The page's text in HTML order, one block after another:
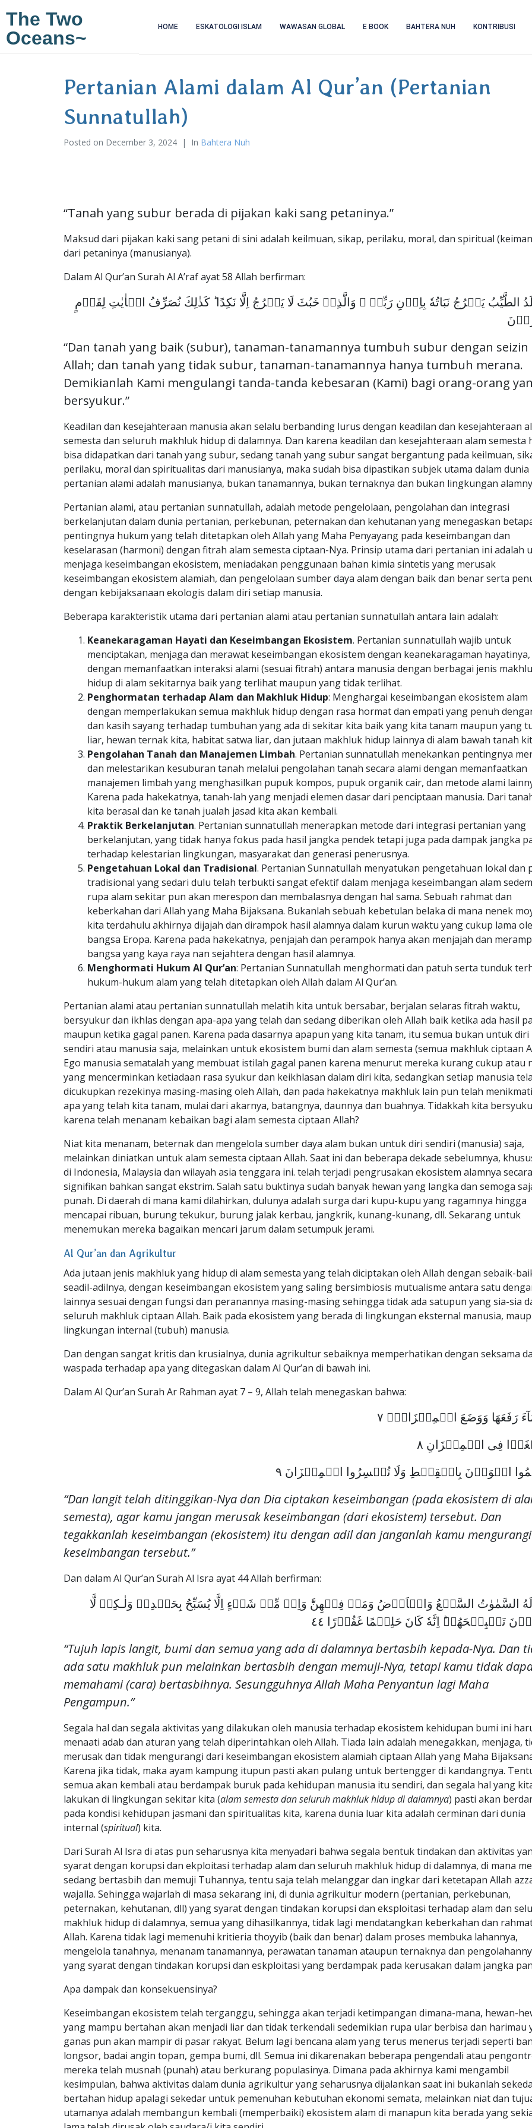
The Two
Oceans~
HOME ESKATOLOGI ISLAM WAWASAN GLOBAL E BOOK BAHTERA NUH KONTRIBUSI
Pertanian Alami dalam Al Qur’an (Pertanian
Sunnatullah)
Posted on December 3, 2024 In Bahtera Nuh
“Tanah yang subur berada di pijakan kaki sang petaninya.”
Maksud dari pijakan kaki sang petani di sini adalah keilmuan, sikap, perilaku, moral, dan spiritual
dari petaninya (manusianya).
Dalam Al Qur’an Surah Al A’raf ayat 58 Allah berfirman:
الطَّيِّبُ يَخۡرُجُ نَبَاتُهٗ بِاِذۡنِ رَبِّهٖ ​ۚ وَالَّذِىۡ خَبُثَ لَا يَخۡرُجُ اِلَّا نَكِدًا ​ؕ كَذٰلِكَ نُصَرِّفُ الۡاٰيٰتِ لِقَوۡمٍ
“Dan tanah yang baik (subur), tanaman-tanamannya tumbuh subur dengan seizin
Allah; dan tanah yang tidak subur, tanaman-tanamannya hanya tumbuh merana.
Demikianlah Kami mengulangi tanda-tanda kebesaran (Kami) bagi orang-orang
bersyukur.”
Keadilan dan kesejahteraan manusia akan selalu berbanding lurus dengan keadilan dan kesejahteraan
semesta dan seluruh makhluk hidup di dalamnya. Dan karena keadilan dan kesejahteraan alam semesta
bisa didapatkan dari tanah yang subur, sedang tanah yang subur sangat bergantung pada keilmuan,
perilaku, moral dan spiritualitas dari manusianya, maka sudah bisa dipastikan subjek utama dalam dunia
pertanian alami adalah manusianya, bukan tanamannya, bukan ternaknya dan bukan lingkungan
Pertanian alami, atau pertanian sunnatullah, adalah metode pengelolaan, pengolahan dan integrasi
berkelanjutan dalam dunia pertanian, perkebunan, peternakan dan kehutanan yang menegaskan
pentingnya hukum yang telah ditetapkan oleh Allah yang Maha Penyayang pada keseimbangan dan
keselarasan (harmoni) dengan fitrah alam semesta ciptaan-Nya. Prinsip utama dari pertanian ini adalah
menjaga keseimbangan ekosistem, meniadakan penggunaan bahan kimia sintetis yang merusak
keseimbangan ekosistem alamiah, dan pengelolaan sumber daya alam dengan baik dan benar serta
dengan kebijaksanaan ekologis dalam diri setiap manusia.
Beberapa karakteristik utama dari pertanian alami atau pertanian sunnatullah antara lain adalah:
Keanekaragaman Hayati dan Keseimbangan Ekosistem. Pertanian sunnatullah wajib untuk
menciptakan, menjaga dan merawat keseimbangan ekosistem dengan keanekaragaman hayatinya,
dengan memanfaatkan interaksi alami (sesuai fitrah) antara manusia dengan berbagai jenis
hidup di alam sekitarnya baik yang terlihat maupun yang tidak terlihat.
Penghormatan terhadap Alam dan Makhluk Hidup: Menghargai keseimbangan ekosistem alam
dengan memperlakukan semua makhluk hidup dengan rasa hormat dan empati yang penuh
dan kasih sayang terhadap tumbuhan yang ada di sekitar kita baik yang kita tanam maupun yang
liar, hewan ternak kita, habitat satwa liar, dan jutaan makhluk hidup lainnya di alam bawah tanah
Pengolahan Tanah dan Manajemen Limbah. Pertanian sunnatullah menekankan pentingnya
dan melestarikan kesuburan tanah melalui pengolahan tanah secara alami dengan memanfaatkan
manajemen limbah yang menghasilkan pupuk kompos, pupuk organik cair, dan metode alami
Karena pada hakekatnya, tanah-lah yang menjadi elemen dasar dari penciptaan manusia. Dari
kita berasal dan ke tanah jualah jasad kita akan kembali.
Praktik Berkelanjutan. Pertanian sunnatullah menerapkan metode dari integrasi pertanian yang
berkelanjutan, yang tidak hanya fokus pada hasil jangka pendek tetapi juga pada dampak jangka
terhadap kelestarian lingkungan, masyarakat dan generasi penerusnya.
Pengetahuan Lokal dan Tradisional. Pertanian Sunnatullah menyatukan pengetahuan lokal dan
tradisional yang sedari dulu telah terbukti sangat efektif dalam menjaga keseimbangan alam
rupa alam sekitar pun akan merespon dan membalasnya dengan hal sama. Sebuah rahmat dan
keberkahan dari Allah yang Maha Bijaksana. Bukanlah sebuah kebetulan belaka di mana nenek
kita terdahulu akhirnya dijajah dan dirampok hasil alamnya dalam kurun waktu yang cukup lama
bangsa Eropa. Karena pada hakekatnya, penjajah dan perampok hanya akan menjajah dan
bangsa yang kaya raya nan sejahtera dengan hasil alamnya.
Menghormati Hukum Al Qur’an: Pertanian Sunnatullah menghormati dan patuh serta tunduk
hukum-hukum alam yang telah ditetapkan oleh Allah dalam Al Qur’an.
Pertanian alami atau pertanian sunnatullah melatih kita untuk bersabar, berjalan selaras fitrah waktu,
bersyukur dan ikhlas dengan apa-apa yang telah dan sedang diberikan oleh Allah baik ketika ada hasil
maupun ketika gagal panen. Karena pada dasarnya apapun yang kita tanam, itu semua bukan untuk diri
sendiri atau manusia saja, melainkan untuk ekosistem bumi dan alam semesta (semua makhluk ciptaan
Ego manusia sematalah yang membuat istilah gagal panen karena menurut mereka kurang cukup atau
yang mencerminkan ketiadaan rasa syukur dan keikhlasan dalam diri kita, sedangkan setiap manusia
dicukupkan rezekinya masing-masing oleh Allah, dan pada hakekatnya makhluk lain pun telah
apa yang telah kita tanam, mulai dari akarnya, batangnya, daunnya dan buahnya. Tidakkah kita
karena telah menanam kebaikan bagi alam semesta ciptaan Allah?
Niat kita menanam, beternak dan mengelola sumber daya alam bukan untuk diri sendiri (manusia) saja,
melainkan diniatkan untuk alam semesta ciptaan Allah. Saat ini dan beberapa dekade sebelumnya,
di Indonesia, Malaysia dan wilayah asia tenggara ini. telah terjadi pengrusakan ekosistem alamnya secara
signifikan bahkan sangat ekstrim. Salah satu buktinya sudah banyak hewan yang langka dan semoga
punah. Di daerah di mana kami dilahirkan, dulunya adalah surga dari kupu-kupu yang ragamnya hingga
mencapai ribuan, burung tekukur, burung jalak kerbau, jangkrik, kunang-kunang, dll. Sekarang untuk
menemukan mereka bagaikan mencari jarum dalam setumpuk jerami.
Al Qur’an dan Agrikultur
Ada jutaan jenis makhluk yang hidup di alam semesta yang telah diciptakan oleh Allah dengan sebaik-
seadil-adilnya, dengan keseimbangan ekosistem yang saling bersimbiosis mutualisme antara satu
lainnya sesuai dengan fungsi dan peranannya masing-masing sehingga tidak ada satupun yang sia-sia
seluruh makhluk ciptaan Allah. Baik pada ekosistem yang berada di lingkungan eksternal manusia,
lingkungan internal (tubuh) manusia.
Dan dengan sangat kritis dan krusialnya, dunia agrikultur sebaiknya memperhatikan dengan seksama
waspada terhadap apa yang ditegaskan dalam Al Qur’an di bawah ini.
Dalam Al Qur’an Surah Ar Rahman ayat 7 – 9, Allah telah menegaskan bahwa:
رَفَعَهَا وَوَضَعَ الۡمِيۡزَانَۙ‏ ٧
فِى الۡمِيۡزَانِ‏ ٨
الۡوَزۡنَ بِالۡقِسۡطِ وَلَا تُخۡسِرُوا الۡمِيۡزَانَ‏ ٩
“Dan langit telah ditinggikan-Nya dan Dia ciptakan keseimbangan (pada ekosistem di
semesta), agar kamu jangan merusak keseimbangan (dari ekosistem) tersebut. Dan
tegakkanlah keseimbangan (ekosistem) itu dengan adil dan janganlah kamu mengurangi
keseimbangan tersebut.”
Dan dalam Al Qur’an Surah Al Isra ayat 44 Allah berfirman:
لَهُ السَّمٰوٰتُ السَّبۡعُ وَالۡاَرۡضُ وَمَنۡ فِيۡهِنَّ​ؕ وَاِنۡ مِّنۡ شَىۡءٍ اِلَّا يُسَبِّحُ بِحَمۡدِهٖ وَلٰـكِنۡ لَّا
تَسۡبِيۡحَهُمۡ​ؕ اِنَّهٗ كَانَ حَلِيۡمًا غَفُوۡرًا‏ ٤٤
“Tujuh lapis langit, bumi dan semua yang ada di dalamnya bertasbih kepada-Nya. Dan
ada satu makhluk pun melainkan bertasbih dengan memuji-Nya, tetapi kamu tidak
memahami (cara) bertasbihnya. Sesungguhnya Allah Maha Penyantun lagi Maha
Pengampun.”
Segala hal dan segala aktivitas yang dilakukan oleh manusia terhadap ekosistem kehidupan bumi ini
menaati adab dan aturan yang telah diperintahkan oleh Allah. Tiada lain adalah menegakkan, menjaga,
merusak dan tidak mengurangi dari keseimbangan ekosistem alamiah ciptaan Allah yang Maha
Karena jika tidak, maka ayam kampung itupun pasti akan pulang untuk bertengger di kandangnya.
semua akan kembali atau berdampak buruk pada kehidupan manusia itu sendiri, dan segala hal yang
lakukan di lingkungan sekitar kita (alam semesta dan seluruh makhluk hidup di dalamnya) pasti akan
pada kondisi kehidupan jasmani dan spiritualitas kita, karena dunia luar kita adalah cerminan dari dunia
internal (spiritual) kita.
Dari Surah Al Isra di atas pun seharusnya kita menyadari bahwa segala bentuk tindakan dan aktivitas
syarat dengan korupsi dan ekploitasi terhadap alam dan seluruh makhluk hidup di dalamnya, di mana
sedang bertasbih dan memuji Tuhannya, tentu saja telah melanggar dan ingkar dari ketetapan Allah
wajalla. Sehingga wajarlah di masa sekarang ini, di dunia agrikultur modern (pertanian, perkebunan,
peternakan, kehutanan, dll) yang syarat dengan tindakan korupsi dan eksploitasi terhadap alam dan
makhluk hidup di dalamnya, semua yang dihasilkannya, tidak lagi mendatangkan keberkahan dan
Allah. Karena tidak lagi memenuhi kritieria thoyyib (baik dan benar) dalam proses membuka lahannya,
mengelola tanahnya, menanam tanamannya, perawatan tanaman ataupun ternaknya dan
yang syarat dengan tindakan korupsi dan eskploitasi yang berdampak pada kerusakan dalam jangka
Apa dampak dan konsekuensinya?
Keseimbangan ekosistem telah terganggu, sehingga akan terjadi ketimpangan dimana-mana, hewan-
yang mampu bertahan akan menjadi liar dan tidak terkendali sedemikian rupa ular berbisa dan harimau
ganas pun akan mampir di pasar rakyat. Belum lagi bencana alam yang terus menerus terjadi seperti
longsor, badai angin topan, gempa bumi, dll. Semua ini dikarenakan beberapa pengendali atau
mereka telah musnah (punah) atau berkurang populasinya. Dimana pada akhirnya kami mengambil
kesimpulan, bahwa aktivitas dalam dunia agrikultur yang seharusnya dijalankan saat ini bukanlah
bertahan hidup apalagi sekedar untuk pemenuhan kebutuhan ekonomi semata, melainkan niat dan
utamanya adalah membangun kembali (memperbaiki) ekosistem alam di manapun kita berada yang